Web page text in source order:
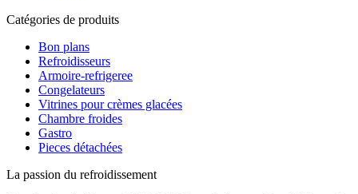
Catégories de produits
Bon plans
Refroidisseurs
Armoire-refrigeree
Congelateurs
Vitrines pour crèmes glacées
Chambre froides
Gastro
Pieces détachées
La passion du refroidissement